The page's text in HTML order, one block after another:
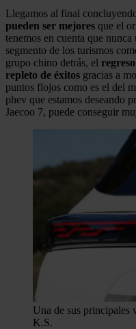
Llegamos al final
pueden ser mejores que el
tenemos en cuenta que
segmento de los turismos
grupo chino detrás, el
repleto de éxitos gracias a
puntos flojos como es el del
phev que estamos deseando
Jaecoo 7, puede conseguir
Una de sus principales
K.S.